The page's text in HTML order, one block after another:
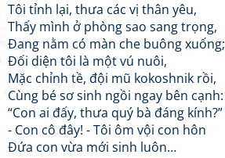
Tôi tỉnh lại, thưa các vị thân yêu,
Thấy mình ở phòng sao sang trọng,
Đang nằm có màn che buông xuống;
Đối diện tôi là một vú nuôi,
Mặc chỉnh tề, đội mũ kokoshnik rồi,
Cùng bé sơ sinh ngồi ngay bên cạnh:
“Con ai đấy, thưa quý bà đáng kính?”
- Con cô đây! - Tôi ôm vội con hôn
Đứa con vừa mới sinh luôn…